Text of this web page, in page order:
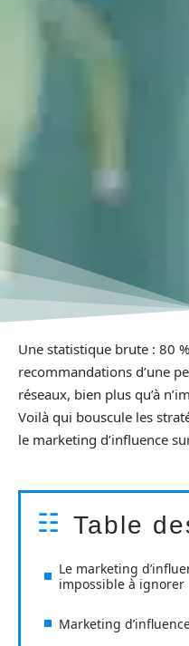
Une statistique brute : 80
recommandations d’une
réseaux, bien plus qu’à
Voilà qui bouscule les
le marketing d’influence
Table
Le marketing
impossible à ignorer
Marketing